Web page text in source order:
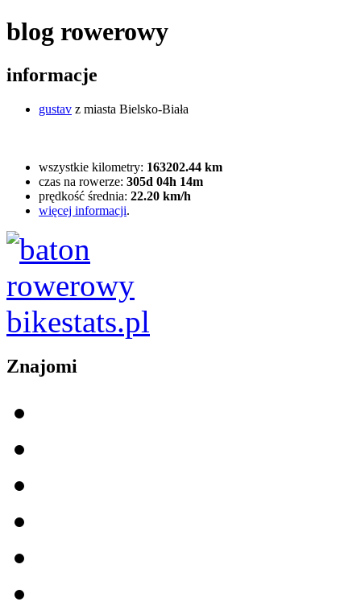
blog rowerowy
informacje
gustav z miasta Bielsko-Biała
wszystkie kilometry: 163202.44 km
czas na rowerze: 305d 04h 14m
prędkość średnia: 22.20 km/h
więcej informacji.
Znajomi